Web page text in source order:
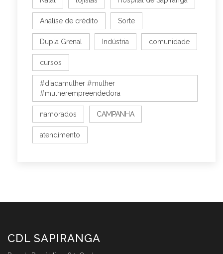
Análise de crédito Sorte
Dupla Grenal Indústria comunidade
cursos
#diadamulher #mulher
#mulherempreendedora
namorados CAMPANHA
atendimento
CDL SAPIRANGA